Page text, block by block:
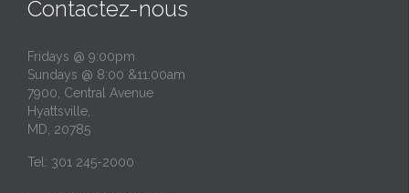
Contactez-nous
Fridays @ 9:00pm
Sundays @ 8:00 &11:00am
7900, Central Avenue
Hyattsville,
MD, 20785
Tel: 301 245-2000